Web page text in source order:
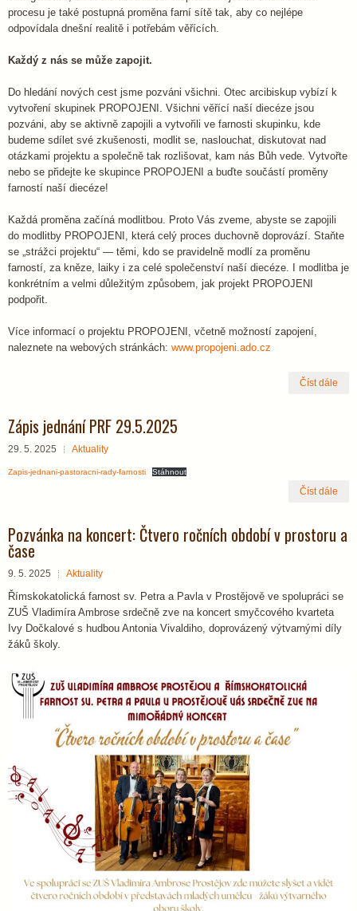
procesu je také postupná proměna farní sítě tak, aby co nejlépe
odpovídala dnešní realitě i potřebám věřících.
Každý z nás se může zapojit.
Do hledání nových cest jsme pozváni všichni. Otec arcibiskup vybízí k
vytvoření skupinek PROPOJENI. Všichni věřící naší diecéze jsou
pozváni, aby se aktivně zapojili a vytvořili ve farnosti skupinku, kde
budeme sdílet své zkušenosti, modlit se, naslouchat, diskutovat nad
otázkami projektu a společně tak rozlišovat, kam nás Bůh vede. Vytvořte
nebo se přidejte ke skupince PROPOJENI a buďte součástí proměny
farností naší diecéze!
Každá proměna začíná modlitbou. Proto Vás zveme, abyste se zapojili
do modlitby PROPOJENI, která celý proces duchovně doprovází. Staňte
se „strážci projektu“ — těmi, kdo se pravidelně modlí za proměnu
farností, za kněze, laiky i za celé společenství naší diecéze. I modlitba je
konkrétním a velmi důležitým způsobem, jak projekt PROPOJENI
podpořit.
Více informací o projektu PROPOJENI, včetně možností zapojení,
naleznete na webových stránkách: www.propojeni.ado.cz
Číst dále
Zápis jednání PRF 29.5.2025
29. 5. 2025 Aktuality
Zapis-jednani-pastoracni-rady-farnosti Stáhnout
Číst dále
Pozvánka na koncert: Čtvero ročních období v prostoru a
čase
9. 5. 2025 Aktuality
Římskokatolická farnost sv. Petra a Pavla v Prostějově ve spolupráci se
ZUŠ Vladimíra Ambrose srdečně zve na koncert smyčcového kvarteta
Ivy Dočkalové s hudbou Antonia Vivaldiho, doprovázený výtvarnými díly
žáků školy.